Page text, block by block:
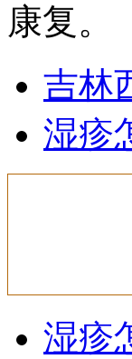
康复。
吉林
湿疹
湿疹